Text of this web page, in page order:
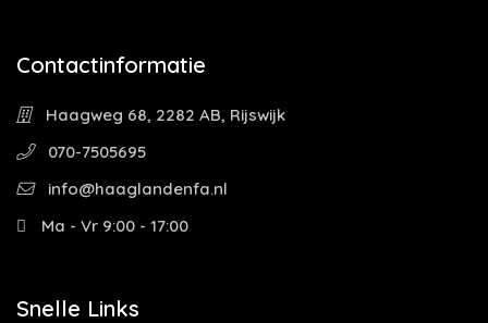
Contactinformatie
Haagweg 68, 2282 AB, Rijswijk
070-7505695
info@haaglandenfa.nl
Ma - Vr 9:00 - 17:00
Snelle Links